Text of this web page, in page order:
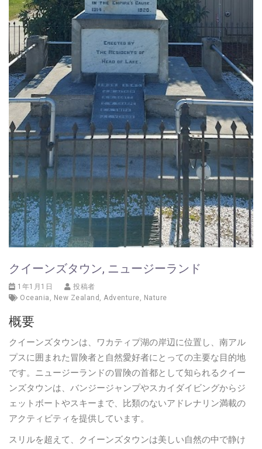
クイーンズタウン, ニュージーランド
1年1月1日
投稿者
Oceania , New Zealand , Adventure, Nature
概要
クイーンズタウンは、ワカティプ湖の岸辺に位置し、南アル
プスに囲まれた冒険者と自然愛好者にとっての主要な目的地
です。ニュージーランドの冒険の首都として知られるクイー
ンズタウンは、バンジージャンプやスカイダイビングからジ
ェットボートやスキーまで、比類のないアドレナリン満載の
アクティビティを提供しています。
スリルを超えて、クイーンズタウンは美しい自然の中で静け